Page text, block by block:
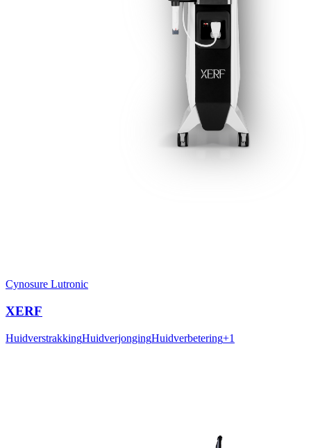
Cynosure Lutronic
XERF
HuidverstrakkingHuidverjongingHuidverbetering+1